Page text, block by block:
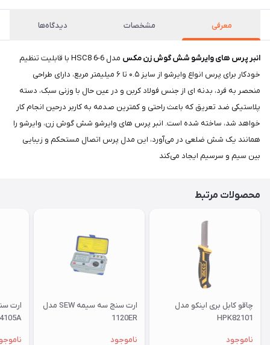
معرفی مشخصات دیدگاه‌ها
انبر پرس های وایرشو شش گوش زن مکس
مدل HSC8 6-6 با قابلیت تنظیم
خودکار برای پرس انواع وایرشو از سایز ۰.۵ تا ۶ میلیمتر مربع، دارای طراحی
منحصر به فرد، بدنه ای از جنس فولاد کربن و در عین حال با وزنی سبک، دسته
پلاستیکی ضد تعریق که باعث راحتی و کمترین صدمه به کاربر درحین انجام کار
خواهد شد، ساخته شده است. انبر پرس های وایرشو شش گوش زن، وایرشو را
همانند یک شش ضلعی در می‌آورد، این مدل پرس اتصال مستحکم و زیبایی
بین سیم و سرسیم ایجاد می‌کند
محصولات مرتبط
چاقو کابل بری اینکو مدل
HPK82101
ناموجود
ارت سنج سه سیمه SEW مدل
1120ER
ناموجود
ارت
4105A